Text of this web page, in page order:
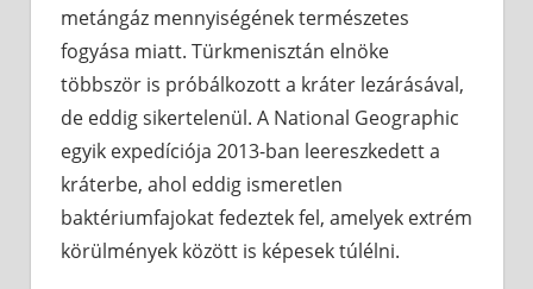
metángáz mennyiségének természetes
fogyása miatt. Türkmenisztán elnöke
többször is próbálkozott a kráter lezárásával,
de eddig sikertelenül. A National Geographic
egyik expedíciója 2013-ban leereszkedett a
kráterbe, ahol eddig ismeretlen
baktériumfajokat fedeztek fel, amelyek extrém
körülmények között is képesek túlélni.